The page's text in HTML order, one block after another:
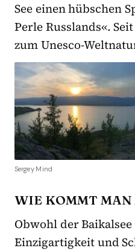
See einen hübschen
Perle Russlands«.
zum Unesco-
Sergey Mind
WIE KOMMT MAN
Obwohl der
Einzigartigkeit und